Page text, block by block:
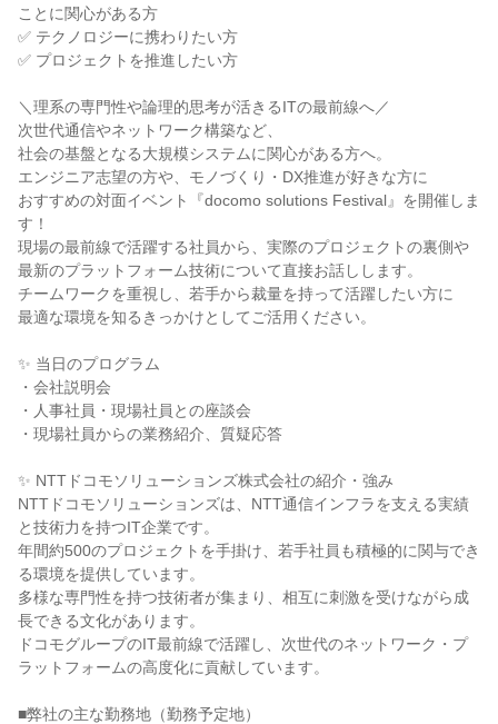
ことに関心がある方
✅ テクノロジーに携わりたい方
✅ プロジェクトを推進したい方
＼理系の専門性や論理的思考が活きるITの最前線へ／
次世代通信やネットワーク構築など、
社会の基盤となる大規模システムに関心がある方へ。
エンジニア志望の方や、モノづくり・DX推進が好きな方に
おすすめの対面イベント『docomo solutions Festival』を開催しま
す！
現場の最前線で活躍する社員から、実際のプロジェクトの裏側や
最新のプラットフォーム技術について直接お話しします。
チームワークを重視し、若手から裁量を持って活躍したい方に
最適な環境を知るきっかけとしてご活用ください。
✨ 当日のプログラム
・会社説明会
・人事社員・現場社員との座談会
・現場社員からの業務紹介、質疑応答
✨ NTTドコモソリューションズ株式会社の紹介・強み
NTTドコモソリューションズは、NTT通信インフラを支える実績
と技術力を持つIT企業です。
年間約500のプロジェクトを手掛け、若手社員も積極的に関与でき
る環境を提供しています。
多様な専門性を持つ技術者が集まり、相互に刺激を受けながら成
長できる文化があります。
ドコモグループのIT最前線で活躍し、次世代のネットワーク・プ
ラットフォームの高度化に貢献しています。
■弊社の主な勤務地（勤務予定地）